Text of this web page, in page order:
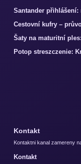
Santander přihlášení:
Cestovní kufry –
Šaty na maturitní
Potop streszczenie:
Kontakt
Kontaktni kanal zamereny
Kontakt